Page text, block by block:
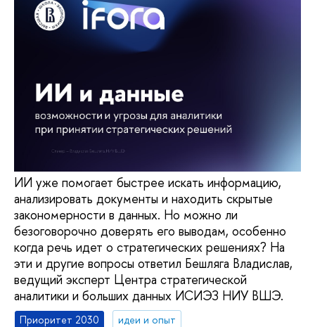
ИИ уже помогает быстрее искать информацию,
анализировать документы и находить скрытые
закономерности в данных. Но можно ли
безоговорочно доверять его выводам, особенно
когда речь идет о стратегических решениях? На
эти и другие вопросы ответил Бешляга Владислав,
ведущий эксперт Центра стратегической
аналитики и больших данных ИСИЭЗ НИУ ВШЭ.
Приоритет 2030
идеи и опыт